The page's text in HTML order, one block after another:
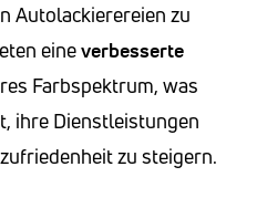
Autolackierereien zu
eineverbesserte
Farbspektrum, was
ihre Dienstleistungen
zu steigern.